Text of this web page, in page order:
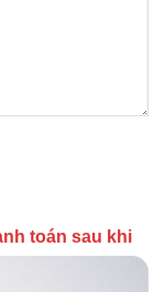
toán sau khi